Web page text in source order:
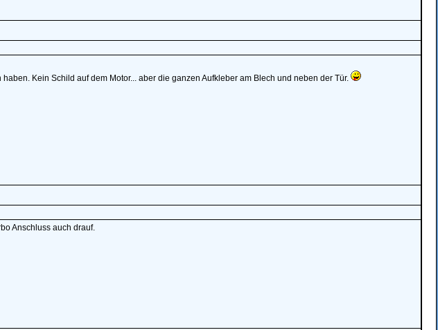
Kein Schild auf dem Motor... aber die ganzen Aufkleber am Blech und neben der Tür.
Anschluss auch drauf.